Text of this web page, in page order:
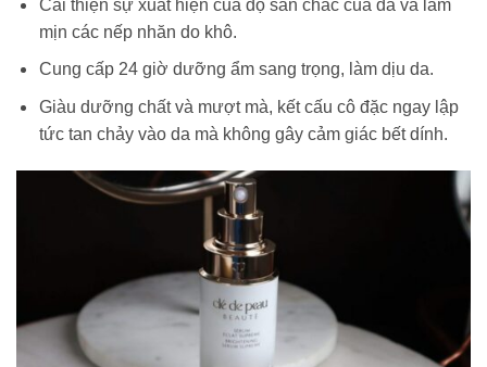
Cải thiện sự xuất hiện của độ săn chắc của da và làm
mịn các nếp nhăn do khô.
Cung cấp 24 giờ dưỡng ẩm sang trọng, làm dịu da.
Giàu dưỡng chất và mượt mà, kết cấu cô đặc ngay lập
tức tan chảy vào da mà không gây cảm giác bết dính.